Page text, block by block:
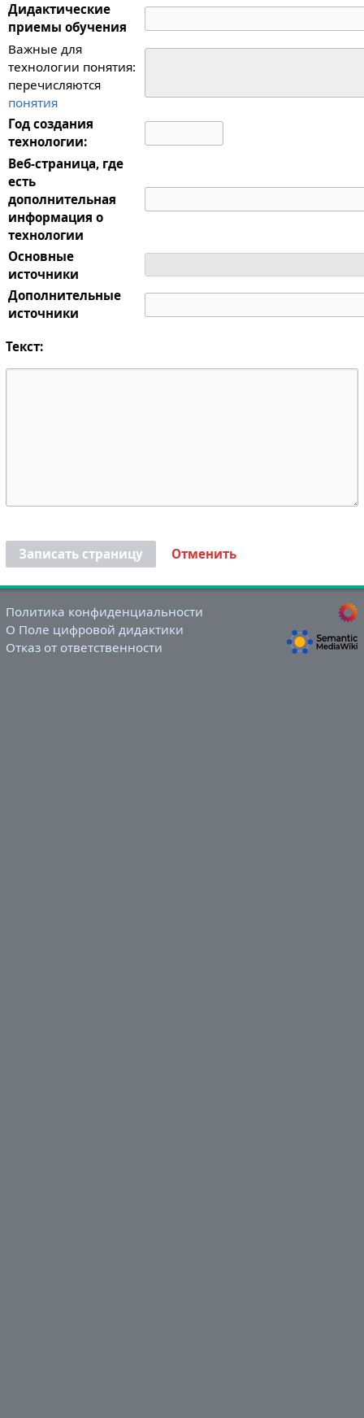
Дидактические
приемы обучения
Важные для
технологии понятия:
перечисляются
понятия
Год создания
технологии:
Веб-страница, где
есть
дополнительная
информация о
технологии
Основные
источники
Дополнительные
источники
Текст:
Записать страницу Отменить
Политика конфиденциальности
О Поле цифровой дидактики
Отказ от ответственности